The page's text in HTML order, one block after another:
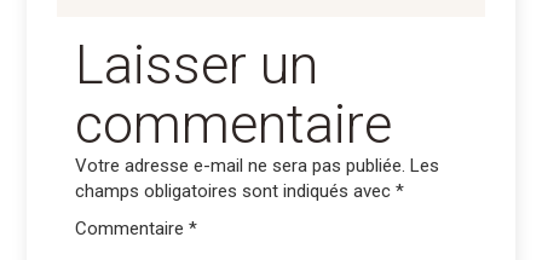
Laisser un
commentaire
Votre adresse e-mail ne sera pas publiée. Les
champs obligatoires sont indiqués avec*
Commentaire*